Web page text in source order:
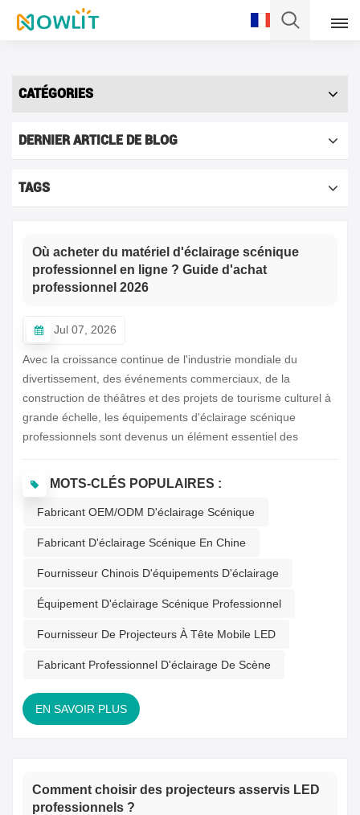
Français
Français
Pусский
한국의
Türkçe
CATÉGORIES
DERNIER ARTICLE DE BLOG
TAGS
Où acheter du matériel d'éclairage scénique
professionnel en ligne ? Guide d'achat
professionnel 2026
Jul 07, 2026
Avec la croissance continue de l'industrie mondiale du
divertissement, des événements commerciaux, de la
construction de théâtres et des projets de tourisme culturel à
grande échelle, les équipements d'éclairage scénique
professionnels sont devenus un élément essentiel des
professionnels, l'acquisition de matériel d'éclairage scénique
exige une évaluation complète des capacités de production
technique, du service après-vente et de sa capacité
d'approvisionnement à long terme.Alors, où peut-on acheter
Actuellement, les acheteurs professionnels du monde entier
effectuent pri...
MOTS-CLÉS POPULAIRES :
Fabricant OEM/ODM D'éclairage Scénique
Fabricant D'éclairage Scénique En Chine
Fournisseur Chinois D'équipements D'éclairage
Équipement D'éclairage Scénique Professionnel
Fournisseur De Projecteurs À Tête Mobile LED
Fabricant Professionnel D'éclairage De Scène
EN SAVOIR PLUS
Comment choisir des projecteurs asservis LED
professionnels ?